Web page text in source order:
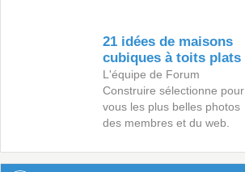
21 idées de maisons
cubiques à toits plats
L'équipe de Forum
Construire sélectionne pour
vous les plus belles photos
des membres et du web.